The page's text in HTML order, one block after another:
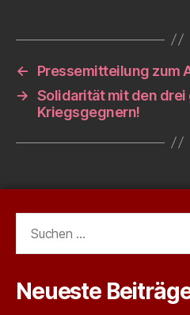
←
Pressemitteilung zum
→ Solidarität mit den
Kriegsgegnern!
nach:
Neueste